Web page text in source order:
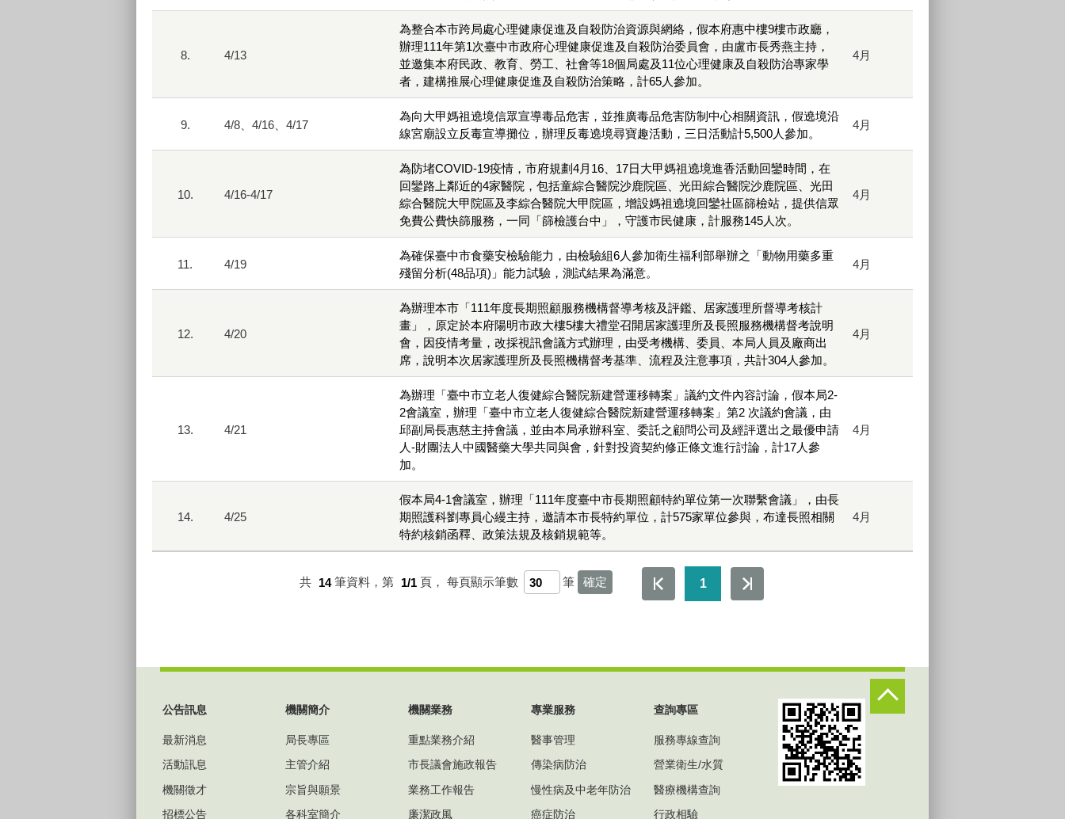
8. 4/13
為整合本市跨局處心理健康促進及自殺防治資源與網絡，假本府惠中樓9樓市政廳，
辦理111年第1次臺中市政府心理健康促進及自殺防治委員會，由盧市長秀燕主持，
並邀集本府民政、教育、勞工、社會等18個局處及11位心理健康及自殺防治專家學
者，建構推展心理健康促進及自殺防治策略，計65人參加。
4月
9. 4/8、4/16、4/17
為向大甲媽祖遶境信眾宣導毒品危害，並推廣毒品危害防制中心相關資訊，假遶境沿
線宮廟設立反毒宣導攤位，辦理反毒遶境尋寶趣活動，三日活動計5,500人參加。
4月
10. 4/16-4/17
為防堵COVID-19疫情，市府規劃4月16、17日大甲媽祖遶境進香活動回鑾時間，在
回鑾路上鄰近的4家醫院，包括童綜合醫院沙鹿院區、光田綜合醫院沙鹿院區、光田
綜合醫院大甲院區及李綜合醫院大甲院區，增設媽祖遶境回鑾社區篩檢站，提供信眾
免費公費快篩服務，一同「篩檢護台中」，守護市民健康，計服務145人次。
4月
11. 4/19
為確保臺中市食藥安檢驗能力，由檢驗組6人參加衛生福利部舉辦之「動物用藥多重
殘留分析(48品項)」能力試驗，測試結果為滿意。
4月
12. 4/20
為辦理本市「111年度長期照顧服務機構督導考核及評鑑、居家護理所督導考核計
畫」，原定於本府陽明市政大樓5樓大禮堂召開居家護理所及長照服務機構督考說明
會，因疫情考量，改採視訊會議方式辦理，由受考機構、委員、本局人員及廠商出
席，說明本次居家護理所及長照機構督考基準、流程及注意事項，共計304人參加。
4月
13. 4/21
為辦理「臺中市立老人復健綜合醫院新建營運移轉案」議約文件內容討論，假本局2-
2會議室，辦理「臺中市立老人復健綜合醫院新建營運移轉案」第2 次議約會議，由
邱副局長惠慈主持會議，並由本局承辦科室、委託之顧問公司及經評選出之最優申請
人-財團法人中國醫藥大學共同與會，針對投資契約修正條文進行討論，計17人參
加。
4月
14. 4/25
假本局4-1會議室，辦理「111年度臺中市長期照顧特約單位第一次聯繫會議」，由長
期照護科劉專員心縵主持，邀請本市長特約單位，計575家單位參與，布達長照相關
特約核銷函釋、政策法規及核銷規範等。
4月
共 14 筆資料，第 1/1 頁， 每頁顯示筆數 筆 1
公告訊息
最新消息
活動訊息
機關徵才
招標公告
機關簡介
局長專區
主管介紹
宗旨與願景
各科室簡介
機關業務
重點業務介紹
市長議會施政報告
業務工作報告
廉潔政風
專業服務
醫事管理
傳染病防治
慢性病及中老年防治
癌症防治
查詢專區
服務專線查詢
營業衛生/水質
醫療機構查詢
行政相驗